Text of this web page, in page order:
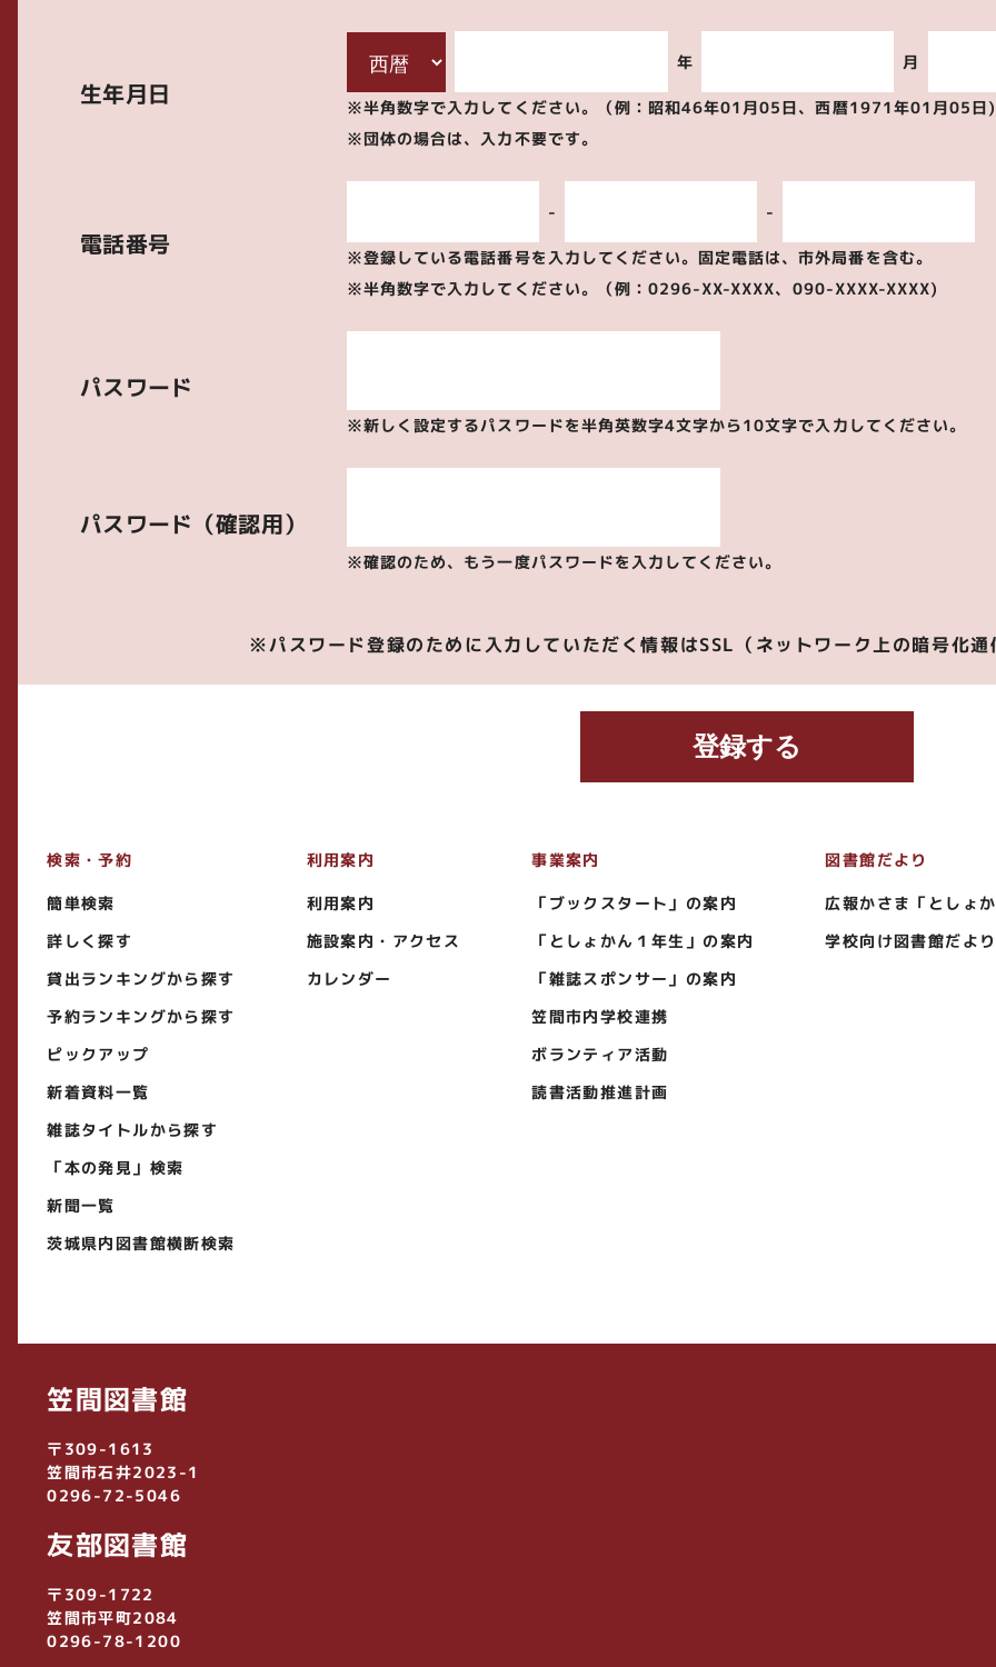
生年月日
年 月
※半角数字で入力してください。（例：昭和46年01月05日、西暦1971年01月05日)
※団体の場合は、入力不要です。
電話番号
- -
※登録している電話番号を入力してください。固定電話は、市外局番を含む。
※半角数字で入力してください。（例：0296-XX-XXXX、090-XXXX-XXXX)
パスワード
※新しく設定するパスワードを半角英数字4文字から10文字で入力してください。
パスワード（確認用）
※確認のため、もう一度パスワードを入力してください。
※パスワード登録のために入力していただく情報はSSL（ネットワーク上の暗号化
登録する
検索・予約
簡単検索
詳しく探す
貸出ランキングから探す
予約ランキングから探す
ピックアップ
新着資料一覧
雑誌タイトルから探す
「本の発見」検索
新聞一覧
茨城県内図書館横断検索
利用案内
利用案内
施設案内・アクセス
カレンダー
事業案内
「ブックスタート」の案内
「としょかん１年生」の案内
「雑誌スポンサー」の案内
笠間市内学校連携
ボランティア活動
読書活動推進計画
図書館だより
広報かさま「としょ
学校向け図書館だより
笠間図書館
〒309-1613
笠間市石井2023-1
0296-72-5046
友部図書館
〒309-1722
笠間市平町2084
0296-78-1200